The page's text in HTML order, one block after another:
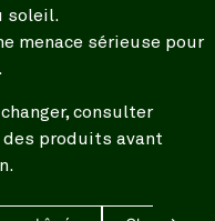
soleil.
menace sérieuse pour
consulter
produits avant